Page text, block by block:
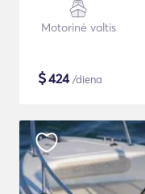
Motorinė valtis
$424/diena